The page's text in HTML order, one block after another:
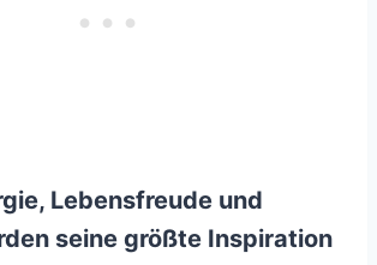
Lebensfreude und
seine größte Inspiration